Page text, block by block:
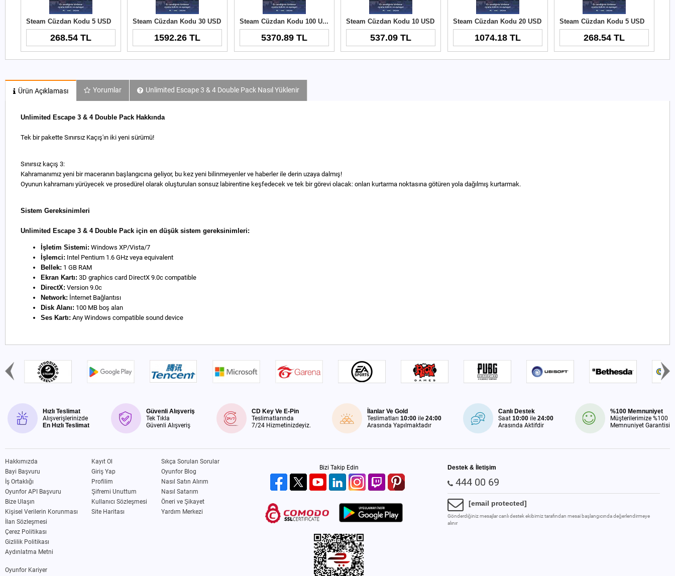
Steam Cüzdan Kodu 5 USD
268.54 TL
Steam Cüzdan Kodu 30 USD
1592.26 TL
Steam Cüzdan Kodu 100 USD
5370.89 TL
Steam Cüzdan Kodu 10 USD
537.09 TL
Steam Cüzdan Kodu 20 USD
1074.18 TL
Steam Cüzdan Kodu 5 USD
268.54 TL
Ürün Açıklaması Yorumlar Unlimited Escape 3 & 4 Double Pack Nasıl Yüklenir
Unlimited Escape 3 & 4 Double Pack Hakkında
Tek bir pakette Sınırsız Kaçış'ın iki yeni sürümü!
Sınırsız kaçış 3:
Kahramanımız yeni bir maceranın başlangıcına geliyor, bu kez yeni bilinmeyenler ve haberler ile derin uzaya dalmış!
Oyunun kahramanı yürüyecek ve prosedürel olarak oluşturulan sonsuz labirentine keşfedecek ve tek bir görevi olacak: onları kurtarma noktasına götüren yola dağılmış kurtarmak.
Sistem Gereksinimleri
Unlimited Escape 3 & 4 Double Pack için en düşük sistem gereksinimleri:
İşletim Sistemi: Windows XP/Vista/7
İşlemci: Intel Pentium 1.6 GHz veya equivalent
Bellek: 1 GB RAM
Ekran Kartı: 3D graphics card DirectX 9.0c compatible
DirectX: Version 9.0c
Network: İnternet Bağlantısı
Disk Alanı: 100 MB boş alan
Ses Kartı: Any Windows compatible sound device
Hızlı Teslimat
Alışverişlerinizde
En Hızlı Teslimat
Güvenli Alışveriş
Tek Tıkla
Güvenli Alışveriş
CD Key Ve E-Pin
Teslimatlarında
7/24 Hizmetinizdeyiz.
İlanlar Ve Gold
Teslimatları10:00 ile24:00
Arasında Yapılmaktadır
Canlı Destek
Saat10:00 ile24:00
Arasında Aktifdir
%100 Memnuniyet
Müşterilerimize %100
Memnuniyet Garantisi
Hakkımızda
Bayi Başvuru
İş Ortaklığı
Oyunfor API Başvuru
Bize Ulaşın
Kişisel Verilerin Korunması
İlan Sözleşmesi
Çerez Politikası
Gizlilik Politikası
Aydınlatma Metni
Kayıt Ol
Giriş Yap
Profilim
Şifremi Unuttum
Kullanıcı Sözleşmesi
Site Haritası
Sıkça Sorulan Sorular
Oyunfor Blog
Nasıl Satın Alırım
Nasıl Satarım
Öneri ve Şikayet
Yardım Merkezi
Oyunfor Kariyer
Bizi Takip Edin Destek & İletişim
444 00 69
[email protected]
Gönderdiğiniz mesajlar canlı destek ekibimiz tarafından mesai başlangıcında değerlendirmeye
alınır